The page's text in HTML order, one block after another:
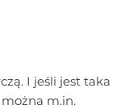
I jeśli jest taka
m.in.